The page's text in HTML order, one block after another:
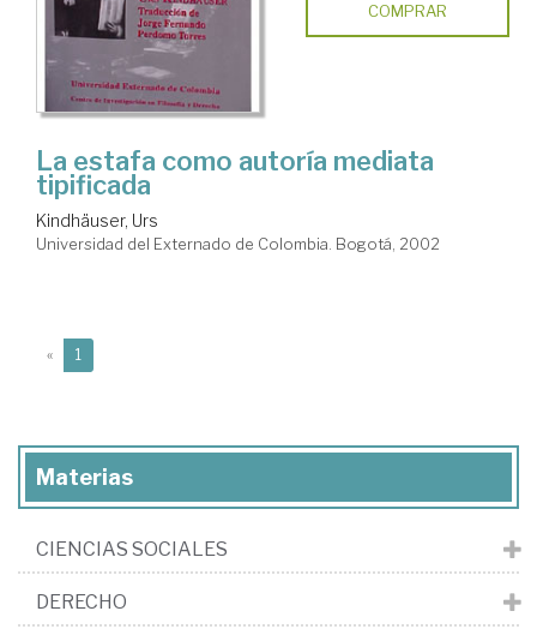
COMPRAR
La estafa como autoría mediata
tipificada
Kindhäuser, Urs
Universidad del Externado de Colombia. Bogotá, 2002
« 1
Materias
CIENCIAS SOCIALES
DERECHO